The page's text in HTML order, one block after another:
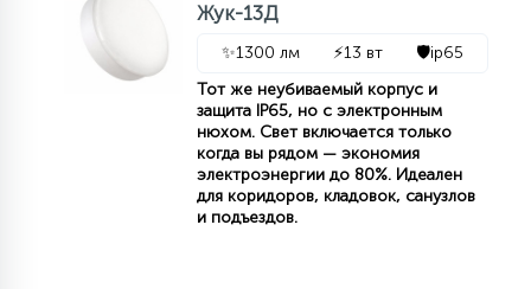
Жук-13Д
✨1300 лм ⚡13 вт 🛡️ip65
Тот же неубиваемый корпус и
защита IP65, но с электронным
нюхом. Свет включается только
когда вы рядом — экономия
электроэнергии до 80%. Идеален
для коридоров, кладовок, санузлов
и подъездов.